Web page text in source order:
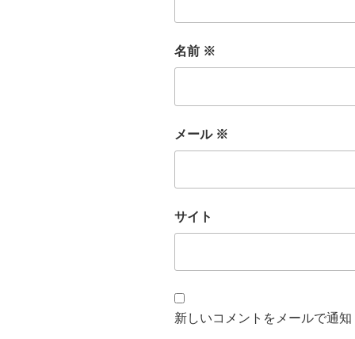
名前 ※
メール ※
サイト
新しいコメントをメールで通知